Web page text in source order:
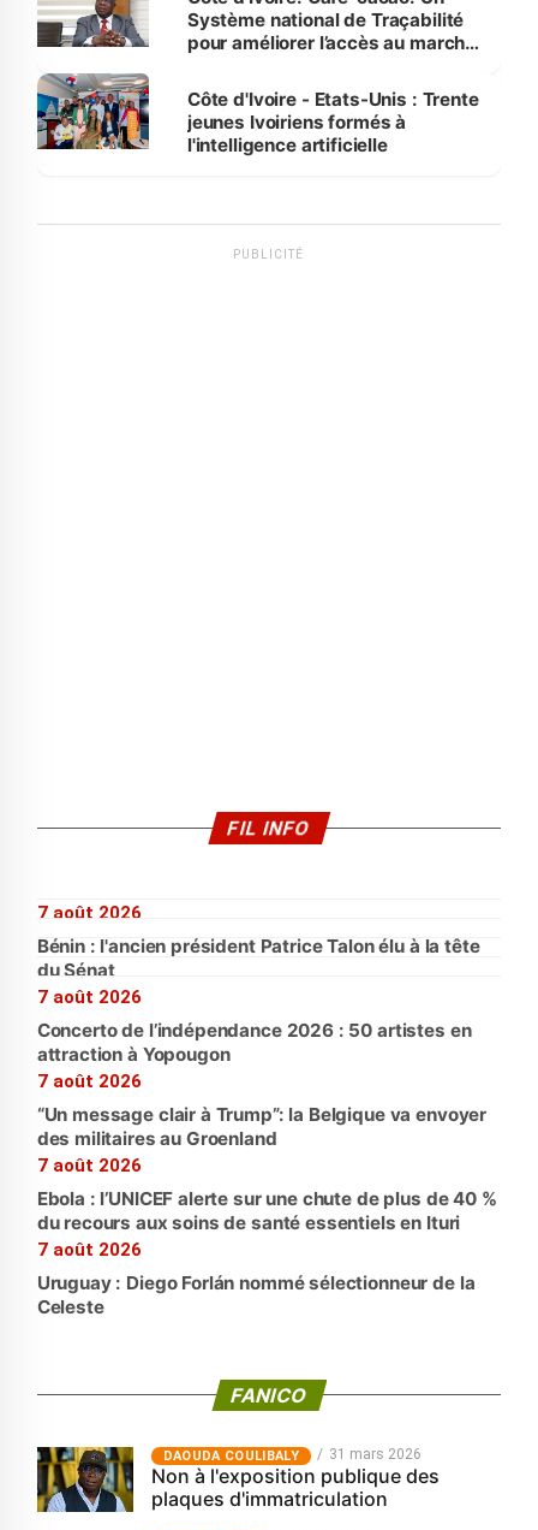
Système national de Traçabilité
pour améliorer l’accès au marché
Côte d'Ivoire - Etats-Unis : Trente
jeunes Ivoiriens formés à
l'intelligence artificielle
PUBLICITÉ
FIL INFO
7 août 2026
Bénin : l'ancien président Patrice Talon élu à la tête
du Sénat
7 août 2026
Concerto de l’indépendance 2026 : 50 artistes en
attraction à Yopougon
7 août 2026
“Un message clair à Trump”: la Belgique va envoyer
des militaires au Groenland
7 août 2026
Ebola : l’UNICEF alerte sur une chute de plus de 40 %
du recours aux soins de santé essentiels en Ituri
7 août 2026
Uruguay : Diego Forlán nommé sélectionneur de la
Celeste
FANICO
‎DAOUDA COULIBALY 31 mars 2026
Non à l'exposition publique des
plaques d'immatriculation